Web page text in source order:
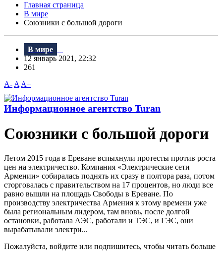
Главная страница
В мире
Союзники с большой дороги
В мире
12 январь 2021, 22:32
261
A- A A+
Информационное агентство Turan
Союзники с большой дороги
Летом 2015 года в Ереване вспыхнули протесты против роста
цен на электричество. Компания «Электрические сети
Армении» собиралась поднять их сразу в полтора раза, потом
сторговалась с правительством на 17 процентов, но люди все
равно вышли на площадь Свободы в Ереване. По
производству электричества Армения к этому времени уже
была региональным лидером, там вновь, после долгой
остановки, работала АЭС, работали и ТЭС, и ГЭС, они
вырабатывали электри...
Пожалуйста, войдите или подпишитесь, чтобы читать больше